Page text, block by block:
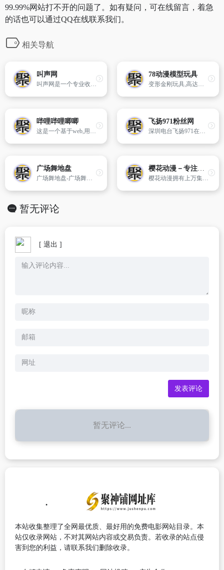
99.99%网站打不开的问题了。如有疑问，可在线留言，着急
的话也可以通过QQ在线联系我们。
相关导航
叫声网
叫声网是一个专业收集各类声音的网站,开设有鸟叫声大全在线试听和下载,各类宠物电媒驯养视频和综合声音交流论坛,欢迎喜欢下载和分享各类声音和叫声的朋友进来分享您的快乐,叫声网有你参与更精彩！特供电媒用的画眉鸟叫声下载,鸟叫声大全,画眉鸟,鹩哥,八哥,云雀,鹦鹉,毛鸡,竹鸡,斑鸠,鹧鸪,鹌鹑,白面水鸡,黑水鸡,叫
78动漫模型玩具
变形金刚玩具,高达模型,PG,MG,HGUC,SD,高达模型制作,模玩论坛,动漫周边,玩具店,圣斗士,圣衣神话
哔哩哔哩唧唧
这是一个基于web,用于下载bilibili视频的在线应用程序,它能够下载99%bilibili官方视频(奇艺\乐视TV那些非官方播放器除外),并且它将会终身免费提供使用,另外,现在它已经支持弹幕下载!
飞扬971粉丝网
深圳电台飞扬971在线收听
广场舞地盘
广场舞地盘-广场舞学习交流的平台,视频、舞曲应有尽有,实时更新.
樱花动漫－专注动漫的门户网站
樱花动漫拥有上万集高清晰画质的在线动漫,观看完全免费、无须注册、高速播放、更新及时的专业在线樱花动漫站,我们致力为所有动漫迷们提供最好看的动漫。
暂无评论
[ 退出 ]
暂无评论...
本站收集整理了全网最优质、最好用的免费电影网站目录。本
站仅收录网站，不对其网站内容或交易负责。若收录的站点侵
害到您的利益，请联系我们删除收录。